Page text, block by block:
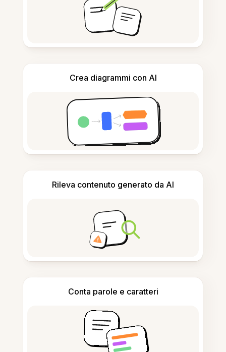
Crea diagrammi con AI
Rileva contenuto generato da AI
Conta parole e caratteri